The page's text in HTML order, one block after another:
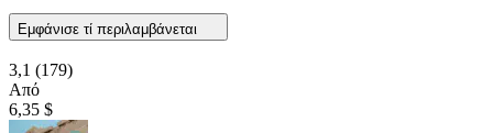
Εμφάνισε τί περιλαμβάνεται
3,1 (179)
Από
6,35 $